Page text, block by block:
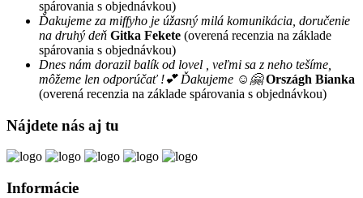
spárovania s objednávkou)
Ďakujeme za miffyho je úžasný milá komunikácia, doručenie
na druhý deň Gitka Fekete (overená recenzia na základe
spárovania s objednávkou)
Dnes nám dorazil balík od lovel , veľmi sa z neho tešíme,
môžeme len odporúčať !💕 Ďakujeme ☺️🤗 Országh Bianka
(overená recenzia na základe spárovania s objednávkou)
Nájdete nás aj tu
Informácie